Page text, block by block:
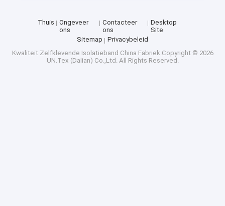
Thuis
Ongeveer
ons
Contacteer
ons
Desktop
Site
Sitemap
Privacybeleid
Kwaliteit Zelfklevende Isolatieband China Fabriek.Copyright © 2026
UN.Tex (Dalian) Co.,Ltd. All Rights Reserved.